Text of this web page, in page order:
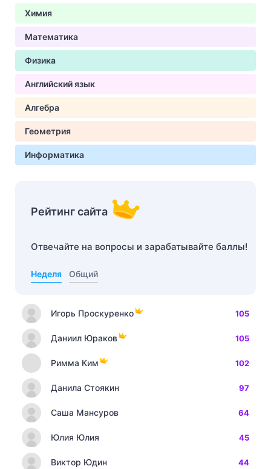
Химия
Математика
Физика
Английский язык
Алгебра
Геометрия
Информатика
Рейтинг сайта
Отвечайте на вопросы и зарабатывайте баллы!
Неделя Общий
Игорь Проскуренко 105
Даниил Юраков 105
Римма Ким 102
Данила Стоякин 97
Саша Мансуров 64
Юлия Юлия 45
Виктор Юдин 44